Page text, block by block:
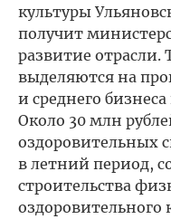
культуры
получит
развитие
выделяются на
и среднего
Около 30 млн
оздоровительных
в летний период,
строительства
оздоровительного